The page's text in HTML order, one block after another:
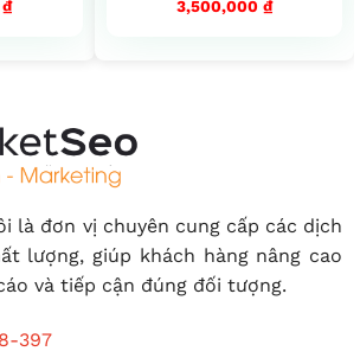
₫
3,500,000 ₫
là đơn vị chuyên cung cấp các dịch
lượng, giúp khách hàng nâng cao
và tiếp cận đúng đối tượng.
397